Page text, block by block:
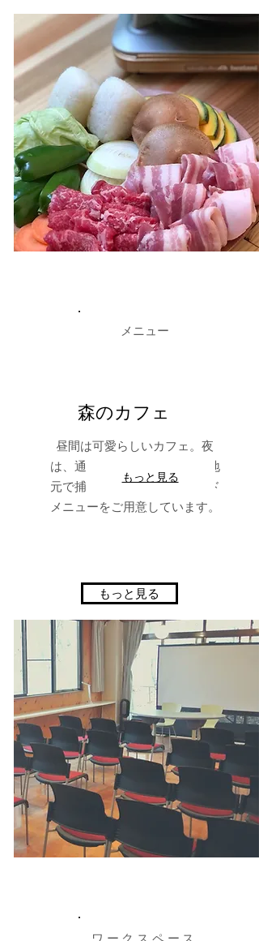
メニュー
森のカフェ
昼間は可愛らしいカフェ。 夜
は、通も唸る厳選した酒類や
​地
元で捕れた食材を使ったフード
メニューをご用意しています。
もっと見る
もっと見る